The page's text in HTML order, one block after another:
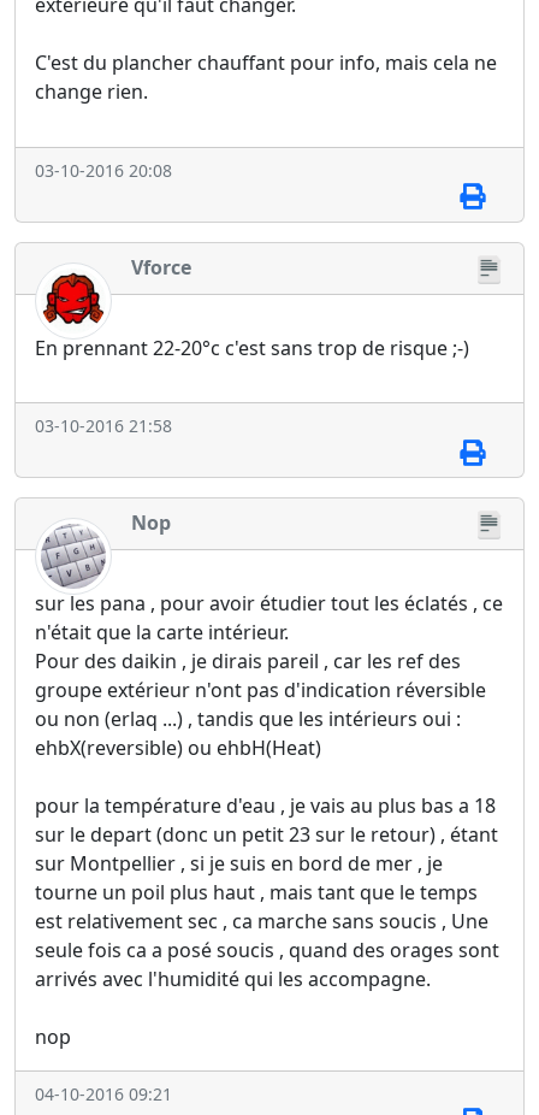
extérieure qu'il faut changer.
C'est du plancher chauffant pour info, mais cela ne
change rien.
03-10-2016 20:08
Vforce
En prennant 22-20°c c'est sans trop de risque ;-)
03-10-2016 21:58
Nop
sur les pana , pour avoir étudier tout les éclatés , ce
n'était que la carte intérieur.
Pour des daikin , je dirais pareil , car les ref des
groupe extérieur n'ont pas d'indication réversible
ou non (erlaq ...) , tandis que les intérieurs oui :
ehbX(reversible) ou ehbH(Heat)
pour la température d'eau , je vais au plus bas a 18
sur le depart (donc un petit 23 sur le retour) , étant
sur Montpellier , si je suis en bord de mer , je
tourne un poil plus haut , mais tant que le temps
est relativement sec , ca marche sans soucis , Une
seule fois ca a posé soucis , quand des orages sont
arrivés avec l'humidité qui les accompagne.
nop
04-10-2016 09:21